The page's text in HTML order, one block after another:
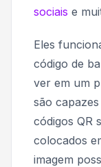
sociais e
Eles
código de
ver em um
são
códigos QR
colocados
imagem